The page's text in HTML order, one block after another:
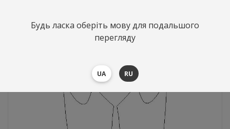
Будь ласка оберіть мову для подальшого
перегляду
UA RU